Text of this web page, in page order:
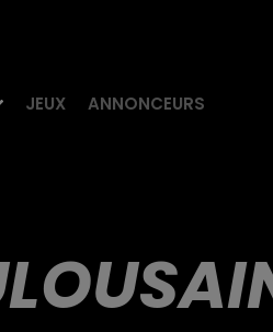
JEUX ANNONCEURS